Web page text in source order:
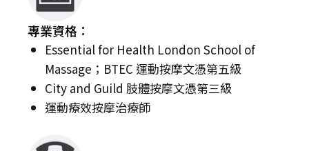
專業資格：
Essential for Health London School of
Massage；BTEC 運動按摩文憑第五級
City and Guild 肢體按摩文憑第三級
運動療效按摩治療師